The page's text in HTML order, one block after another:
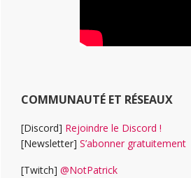
COMMUNAUTÉ ET RÉSEAUX
[Discord] Rejoindre le Discord !
[Newsletter] S’abonner gratuitement
[Twitch] @NotPatrick